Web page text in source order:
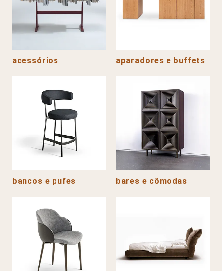
acessórios aparadores e buffets
bancos e pufes bares e cômodas